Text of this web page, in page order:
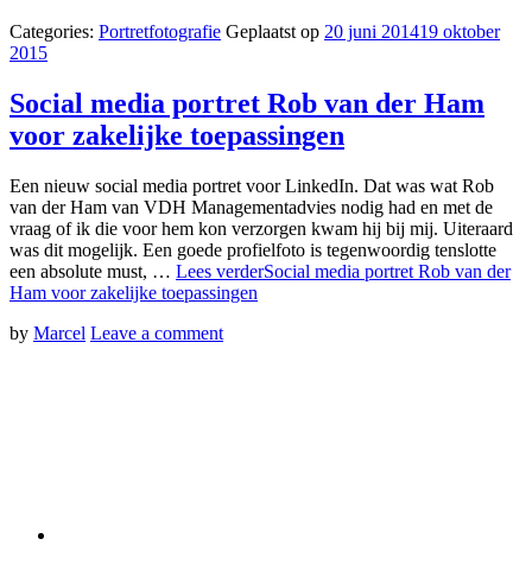
Categories: Portretfotografie Geplaatst op 20 juni 201419 oktober
2015
Social media portret Rob van der Ham
voor zakelijke toepassingen
Een nieuw social media portret voor LinkedIn. Dat was wat Rob
van der Ham van VDH Managementadvies nodig had en met de
vraag of ik die voor hem kon verzorgen kwam hij bij mij. Uiteraard
was dit mogelijk. Een goede profielfoto is tegenwoordig tenslotte
een absolute must, … Lees verderSocial media portret Rob van der
Ham voor zakelijke toepassingen
by Marcel Leave a comment